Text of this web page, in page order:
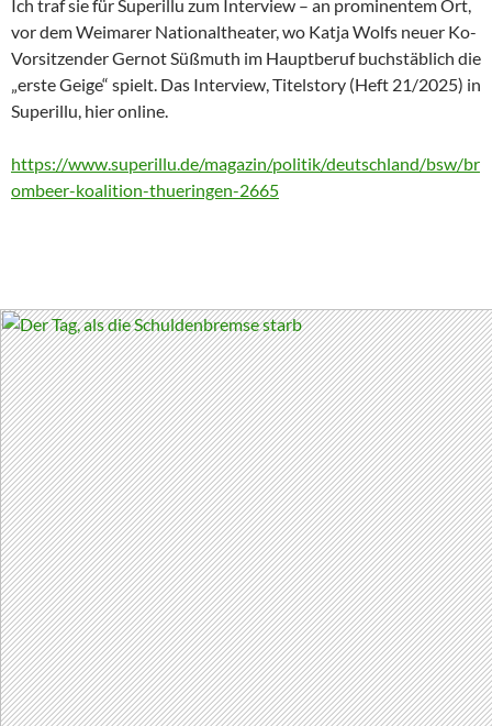
Ich traf sie für Superillu zum Interview – an prominentem Ort,
vor dem Weimarer Nationaltheater, wo Katja Wolfs neuer Ko-
Vorsitzender Gernot Süßmuth im Hauptberuf buchstäblich die
„erste Geige“ spielt. Das Interview, Titelstory (Heft 21/2025) in
Superillu, hier online.
https://www.superillu.de/magazin/politik/deutschland/bsw/br
ombeer-koalition-thueringen-2665